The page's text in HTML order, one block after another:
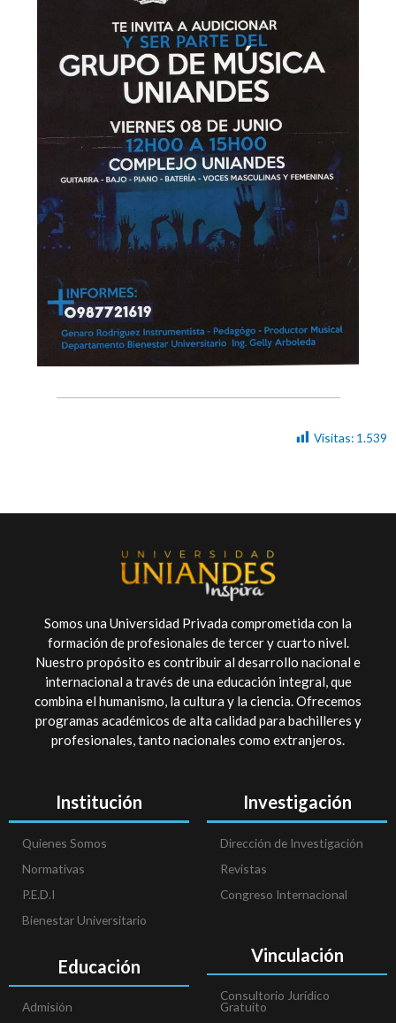
Visitas: 1.539
Somos una Universidad Privada comprometida con la
formación de profesionales de tercer y cuarto nivel.
Nuestro propósito es contribuir al desarrollo nacional e
internacional a través de una educación integral, que
combina el humanismo, la cultura y la ciencia. Ofrecemos
programas académicos de alta calidad para bachilleres y
profesionales, tanto nacionales como extranjeros.
Institución
Quienes Somos
Normativas
P.E.D.I
Bienestar Universitario
Educación
Admisión
Investigación
Dirección de Investigación
Revistas
Congreso Internacional
Vinculación
Consultorio Jurídico
Gratuito